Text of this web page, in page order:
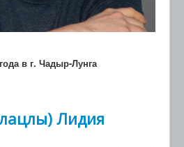
в г. Чадыр-Лунга
Лидия